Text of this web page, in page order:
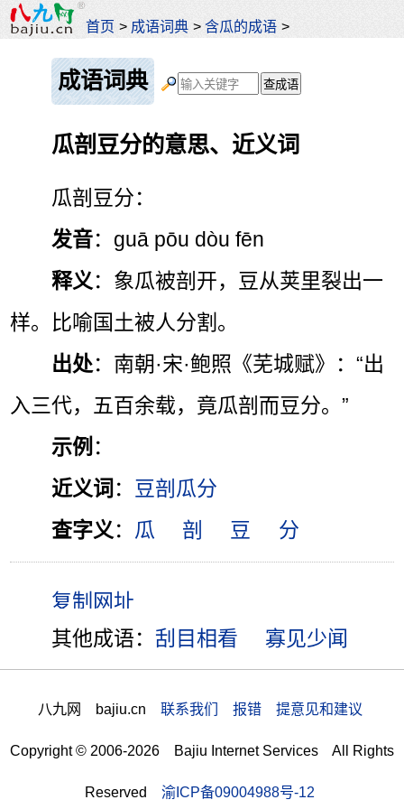
首页 > 成语词典 >含瓜的成语 >
成语词典
瓜剖豆分的意思、近义词
瓜剖豆分：
发音：guā pōu dòu fēn
释义 ：象瓜被剖开，豆从荚里裂出一
样。比喻国土被人分割。
出处：南朝·宋·鲍照《芜城赋》：“出
入三代，五百余载，竟瓜剖而豆分。”
示例 ：
近义词 ： 豆剖瓜分
查字义 ： 瓜 剖 豆 分
其他成语：刮目相看 寡见少闻
八九网 bajiu.cn 联系我们 报错 提意见和建议
Copyright © 2006-2026 Bajiu Internet Services All Rights
Reserved 渝ICP备09004988号-12